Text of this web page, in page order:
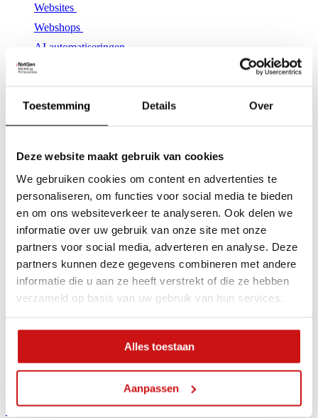
Toestemming Details Over
Deze website maakt gebruik van cookies
We gebruiken cookies om content en advertenties te
personaliseren, om functies voor social media te bieden
en om ons websiteverkeer te analyseren. Ook delen we
informatie over uw gebruik van onze site met onze
partners voor social media, adverteren en analyse. Deze
partners kunnen deze gegevens combineren met andere
informatie die u aan ze heeft verstrekt of die ze hebben
verzameld op basis van uw gebruik van hun services.
Alles toestaan
Aanpassen
Websites
Webshops
AI automatiseringen
Hosting en migratie
Content marketing
Lees meer
Foto en video
Motion design
SEO copywriting
Copywriting
Insights
Live Marketing Update
Creative Hub
Work
Contact